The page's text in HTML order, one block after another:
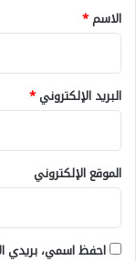
*
الاسم*
البريد الإلكتروني*
الموقع الإلكتروني
احفظ اسمي، بريدي